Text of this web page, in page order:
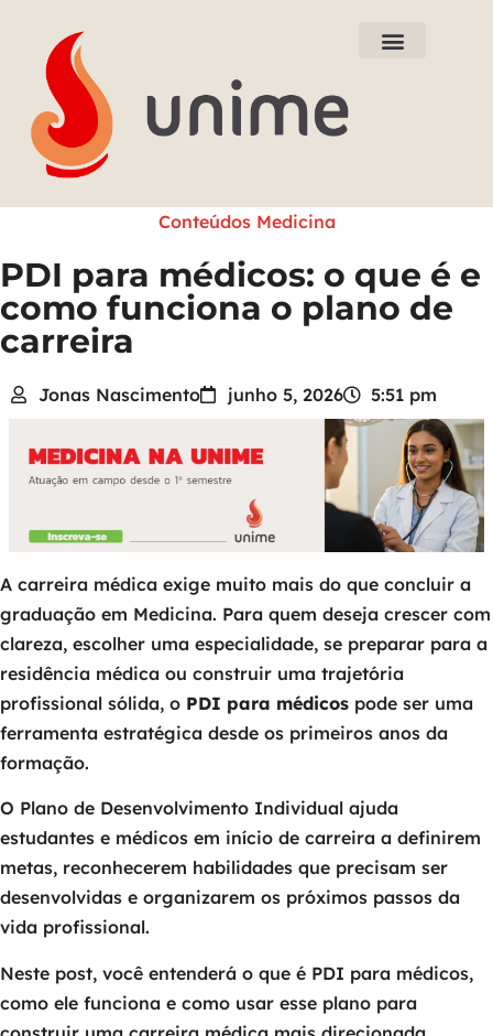
Conteúdos Medicina
PDI para médicos: o que é e
como funciona o plano de
carreira
Jonas Nascimento junho 5, 2026 5:51 pm
A carreira médica exige muito mais do que concluir a
graduação em Medicina. Para quem deseja crescer com
clareza, escolher uma especialidade, se preparar para a
residência médica ou construir uma trajetória
profissional sólida, o PDI para médicos pode ser uma
ferramenta estratégica desde os primeiros anos da
formação.
O Plano de Desenvolvimento Individual ajuda
estudantes e médicos em início de carreira a definirem
metas, reconhecerem habilidades que precisam ser
desenvolvidas e organizarem os próximos passos da
vida profissional.
Neste post, você entenderá o que é PDI para médicos,
como ele funciona e como usar esse plano para